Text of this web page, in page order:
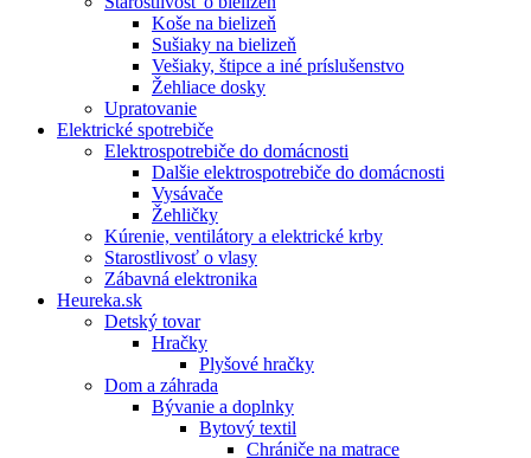
Koše na bielizeň
Sušiaky na bielizeň
Vešiaky, štipce a iné príslušenstvo
Žehliace dosky
Upratovanie
Elektrické spotrebiče
Elektrospotrebiče do domácnosti
Dalšie elektrospotrebiče do domácnosti
Vysávače
Žehličky
Kúrenie, ventilátory a elektrické krby
Starostlivosť o vlasy
Zábavná elektronika
Heureka.sk
Detský tovar
Hračky
Plyšové hračky
Dom a záhrada
Bývanie a doplnky
Bytový textil
Chrániče na matrace